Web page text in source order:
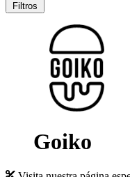
Filtros
Goiko